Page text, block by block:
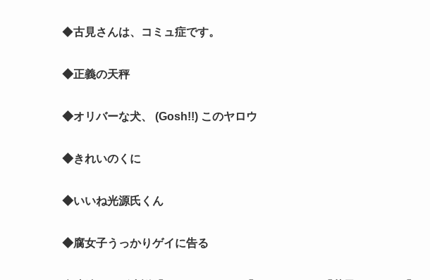
◆古見さんは、コミュ症です。
◆正義の天秤
◆オリバーな犬、 (Gosh!!) このヤロウ
◆きれいのくに
◆いいね光源氏くん
◆腐女子うっかりゲイに告る